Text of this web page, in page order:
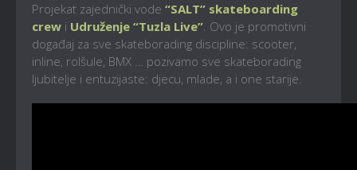
Projekat zajednički vode “SALT” skateboarding
crew i Udruženje “Tuzla Live”. Ovo je promotivni
događaj za sve skateborading discipline: scooter,
inline, rolšule, BMX … pozivamo sve skateborading
ljubitelje i entuzijaste: djecu, mlade, a i one starije.